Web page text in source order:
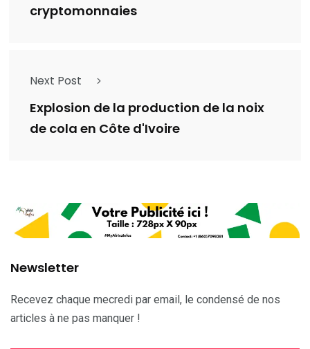
cryptomonnaies
Next Post
Explosion de la production de la noix
de cola en Côte d'Ivoire
Newsletter
Recevez chaque mecredi par email, le condensé de nos
articles à ne pas manquer !